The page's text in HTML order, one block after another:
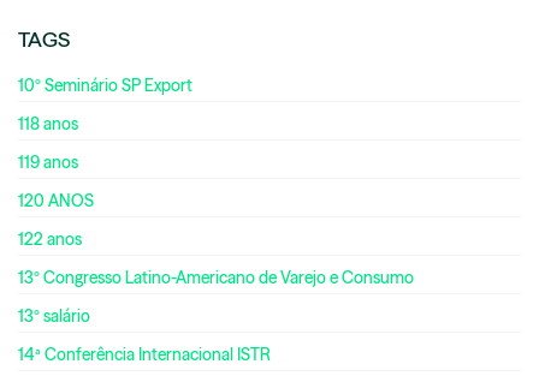
TAGS
10º Seminário SP Export
118 anos
119 anos
120 ANOS
122 anos
13º Congresso Latino-Americano de Varejo e Consumo
13º salário
14ª Conferência Internacional ISTR